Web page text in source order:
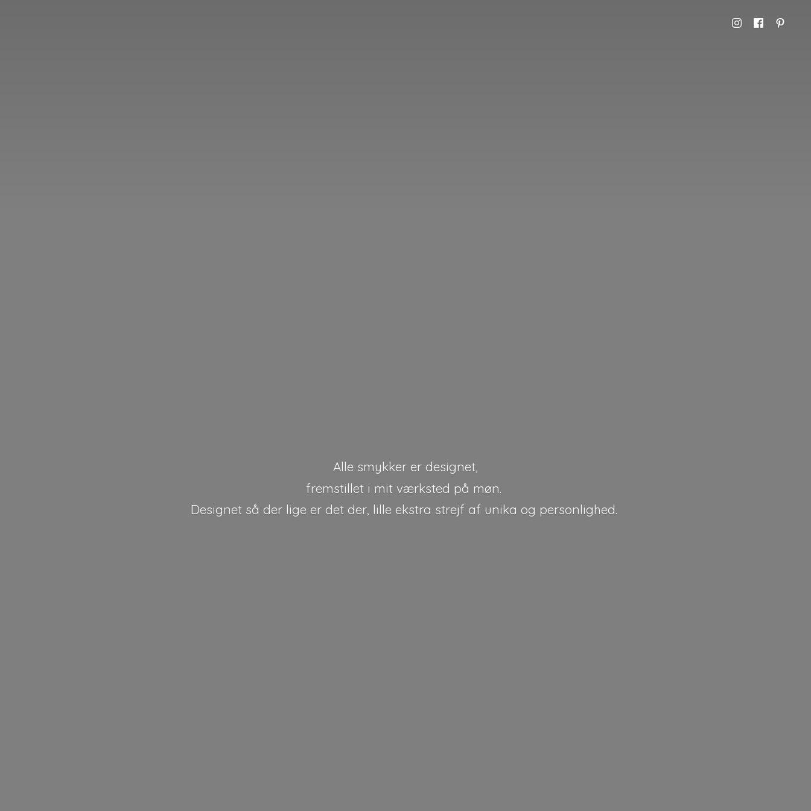
Alle smykker er designet,
fremstillet i mit værksted på møn.
Designet så der lige er det der, lille ekstra strejf af unika og personlighed.